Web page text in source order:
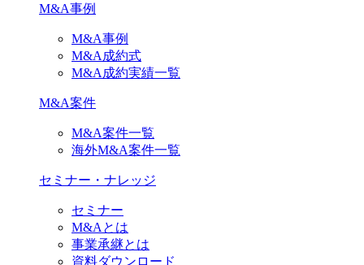
M&A事例
M&A事例
M&A成約式
M&A成約実績一覧
M&A案件
M&A案件一覧
海外M&A案件一覧
セミナー・ナレッジ
セミナー
M&Aとは
事業承継とは
資料ダウンロード